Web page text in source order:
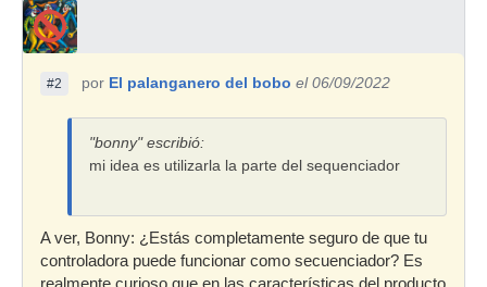
#2 por El palanganero del bobo el 06/09/2022
"bonny" escribió:
mi idea es utilizarla la parte del sequenciador
A ver, Bonny: ¿Estás completamente seguro de que tu
controladora puede funcionar como secuenciador? Es